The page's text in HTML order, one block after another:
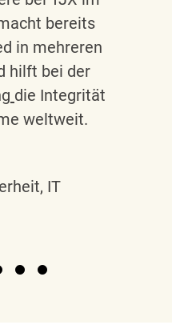
bereits
in mehreren
hilft bei der
die Integrität
weltweit.
IT